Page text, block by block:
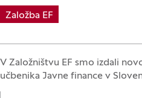
Založba EF
V Založništvu EF smo izdali
učbenika Javne finance v